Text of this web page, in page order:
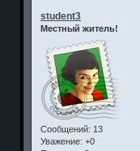
student3
Местный житель!
Сообщений: 13
Уважение: +0